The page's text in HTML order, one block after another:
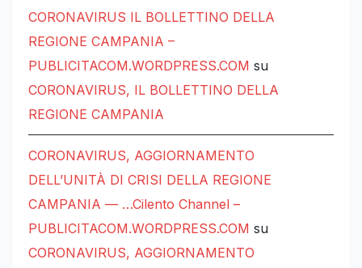
CORONAVIRUS IL BOLLETTINO DELLA
REGIONE CAMPANIA –
PUBLICITACOM.WORDPRESS.COM su
CORONAVIRUS, IL BOLLETTINO DELLA
REGIONE CAMPANIA
CORONAVIRUS, AGGIORNAMENTO
DELL’UNITÀ DI CRISI DELLA REGIONE
CAMPANIA — …Cilento Channel –
PUBLICITACOM.WORDPRESS.COM su
CORONAVIRUS, AGGIORNAMENTO